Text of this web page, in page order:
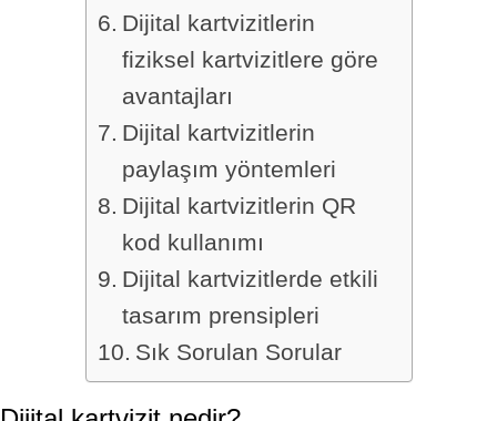
Dijital kartvizitlerin
fiziksel kartvizitlere göre
avantajları
Dijital kartvizitlerin
paylaşım yöntemleri
Dijital kartvizitlerin QR
kod kullanımı
Dijital kartvizitlerde etkili
tasarım prensipleri
Sık Sorulan Sorular